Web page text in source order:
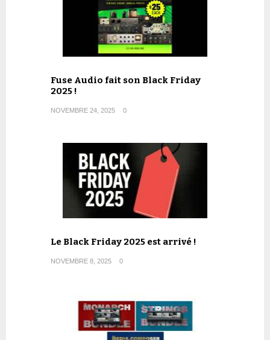
Fuse Audio fait son Black Friday
2025 !
NOVEMBRE 24, 2025 0
Le Black Friday 2025 est arrivé !
NOVEMBRE 8, 2025 0